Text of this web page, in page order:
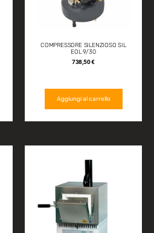
COMPRESSORE SILENZIOSO SIL
EOL 9/30
738,50€
Aggiungi al carrello